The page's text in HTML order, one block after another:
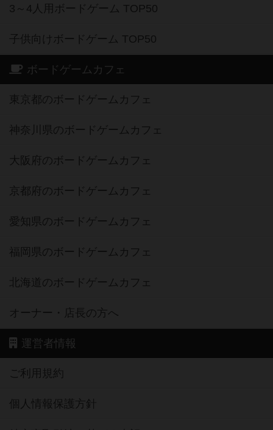
3～4人用ボードゲーム TOP50
子供向けボードゲーム TOP50
ボードゲームカフェ
東京都のボードゲームカフェ
神奈川県のボードゲームカフェ
大阪府のボードゲームカフェ
京都府のボードゲームカフェ
愛知県のボードゲームカフェ
福岡県のボードゲームカフェ
北海道のボードゲームカフェ
オーナー・店長の方へ
運営者情報
ご利用規約
個人情報保護方針